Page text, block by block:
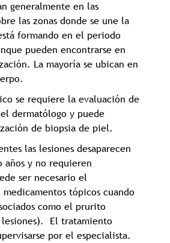
generalmente en las
las zonas donde se une la
formando en el periodo
pueden encontrarse en
La mayoría se ubican en
se requiere la evaluación de
dermatólogo y puede
de biopsia de piel.
las lesiones desaparecen
años y no requieren
ser necesario el
tópicos cuando
como el prurito
lesiones). El tratamiento
por el especialista.